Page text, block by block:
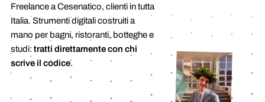
Freelance a Cesenatico, clienti in tutta
Italia. Strumenti digitali costruiti a
mano per bagni, ristoranti, botteghe e
studi: tratti direttamente con chi
scrive il codice.